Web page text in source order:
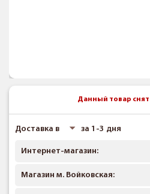
Данный товар
Доставка в за 1-3 дня
Интернет-магазин:
Магазин м. Войковская: